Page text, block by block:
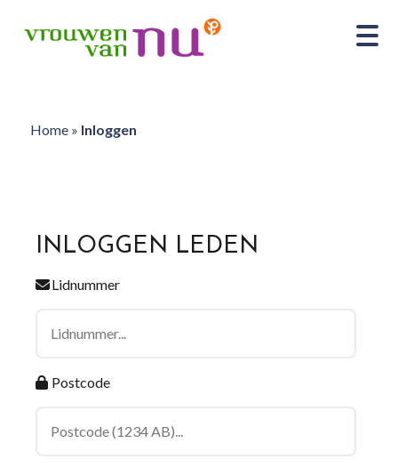
Home» Inloggen
INLOGGEN LEDEN
Lidnummer
Postcode